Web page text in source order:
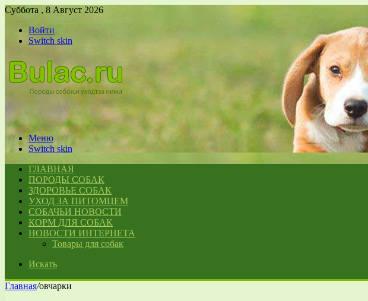
Суббота , 8 Август 2026
Войти
Switch skin
Меню
Switch skin
ГЛАВНАЯ
ПОРОДЫ СОБАК
ЗДОРОВЬЕ СОБАК
УХОД ЗА ПИТОМЦЕМ
СОБАЧЬИ НОВОСТИ
КОРМ ДЛЯ СОБАК
НОВОСТИ ИНТЕРНЕТА
Товары для собак
Искать
Главная/овчарки